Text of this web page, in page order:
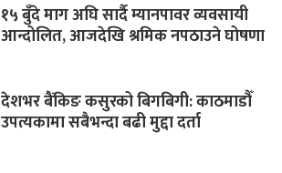
१५ बुँदे माग अघि सार्दै म्यानपावर व्यवसायी
आन्दोलित, आजदेखि श्रमिक नपठाउने घोषणा
देशभर बैंकिङ कसुरको बिगबिगी: काठमाडौँ
उपत्यकामा सबैभन्दा बढी मुद्दा दर्ता